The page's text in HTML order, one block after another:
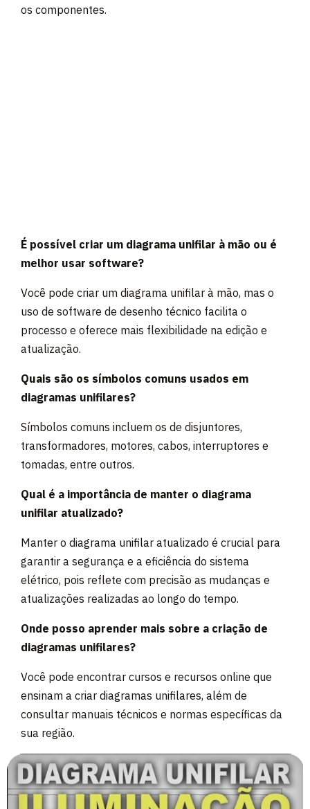
os componentes.
É possível criar um diagrama unifilar à mão ou é
melhor usar software?
Você pode criar um diagrama unifilar à mão, mas o
uso de software de desenho técnico facilita o
processo e oferece mais flexibilidade na edição e
atualização.
Quais são os símbolos comuns usados em
diagramas unifilares?
Símbolos comuns incluem os de disjuntores,
transformadores, motores, cabos, interruptores e
tomadas, entre outros.
Qual é a importância de manter o diagrama
unifilar atualizado?
Manter o diagrama unifilar atualizado é crucial para
garantir a segurança e a eficiência do sistema
elétrico, pois reflete com precisão as mudanças e
atualizações realizadas ao longo do tempo.
Onde posso aprender mais sobre a criação de
diagramas unifilares?
Você pode encontrar cursos e recursos online que
ensinam a criar diagramas unifilares, além de
consultar manuais técnicos e normas específicas da
sua região.